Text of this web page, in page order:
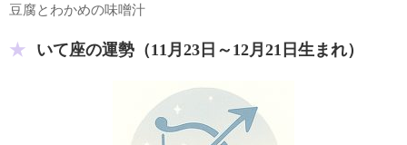
豆腐とわかめの味噌汁
いて座の運勢（11月23日～12月21日生まれ）